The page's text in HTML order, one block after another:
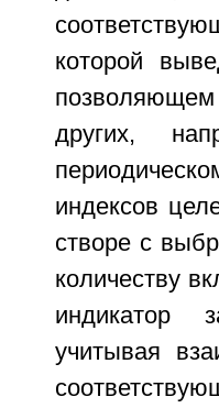
которой
других,
индексов
створе с
количеству
индикатор
учитывая